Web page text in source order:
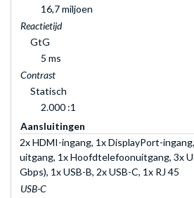
16,7 miljoen
Reactietijd
GtG
5 ms
Contrast
Statisch
2.000 :1
Aansluitingen
2x HDMI-ingang, 1x DisplayPort-
uitgang, 1x Hoofdtelefoonuitgang, 3x
Gbps), 1x USB-B, 2x USB-C, 1x RJ 45
USB-C